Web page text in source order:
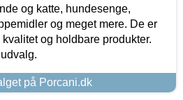
og katte, hundesenge,
og meget mere. De er
og holdbare produkter.
på Porcani.dk